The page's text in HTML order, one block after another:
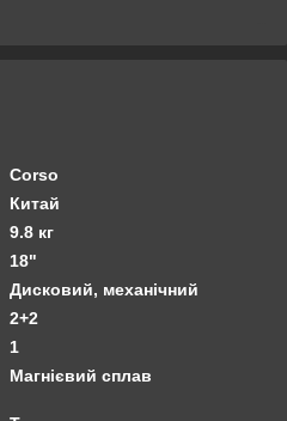
Corso
Китай
9.8 кг
18"
Дисковий, механічний
2+2
1
Магнієвий сплав